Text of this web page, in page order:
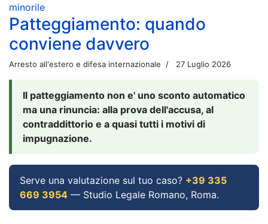
minorile
Patteggiamento: quando
conviene davvero
Arresto all'estero e difesa internazionale 27 Luglio 2026
Il patteggiamento non e' uno sconto automatico
ma una rinuncia: alla prova dell'accusa, al
contraddittorio e a quasi tutti i motivi di
impugnazione.
Serve una valutazione sul tuo caso? +39 335
669 3954 — Studio Legale Romano, Roma.